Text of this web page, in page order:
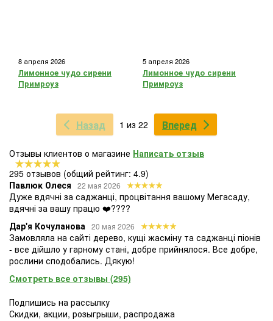
8 апреля 2026
Лимонное чудо сирени
Примроуз
5 апреля 2026
Лимонное чудо сирени
Примроуз
Назад 1 из 22 Вперед
Отзывы клиентов о магазине Написать отзыв
295 отзывов (общий рейтинг: 4.9)
Павлюк Олеся
22 мая 2026
Дуже вдячні за саджанці, процвітання вашому Мегасаду,
вдячні за вашу працю ❤️????
Дар'я Кочуланова 20 мая 2026
Замовляла на сайті дерево, кущі жасміну та саджанці піонів
- все дійшло у гарному стані, добре прийнялося. Все добре,
рослини сподобались. Дякую!
Смотреть все отзывы (295)
Подпишись на рассылку
Скидки, акции, розыгрыши, распродажа